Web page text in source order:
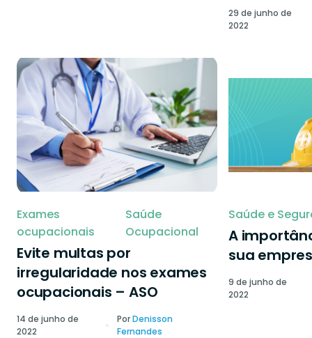
29 de junho de
2022
Exames
ocupacionais
Saúde
Ocupacional
Evite multas por
irregularidade nos exames
ocupacionais – ASO
14 de junho de
2022
PorDenisson
Fernandes
Saúde e
A
sua
9 de junho de
2022